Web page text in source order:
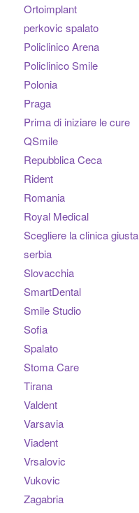
Ortoimplant
perkovic spalato
Policlinico Arena
Policlinico Smile
Polonia
Praga
Prima di iniziare le cure
QSmile
Repubblica Ceca
Rident
Romania
Royal Medical
Scegliere la clinica giusta
serbia
Slovacchia
SmartDental
Smile Studio
Sofia
Spalato
Stoma Care
Tirana
Valdent
Varsavia
Viadent
Vrsalovic
Vukovic
Zagabria